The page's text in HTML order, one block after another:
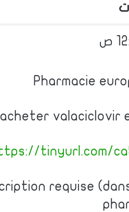
Pharmacie
valaciclovir
tinyurl.com/
requise